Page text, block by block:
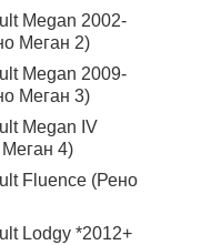
Megan 2002-
Меган 2)
Megan 2009-
Меган 3)
Megan IV
4)
Fluence (Рено
Lodgy *2012+